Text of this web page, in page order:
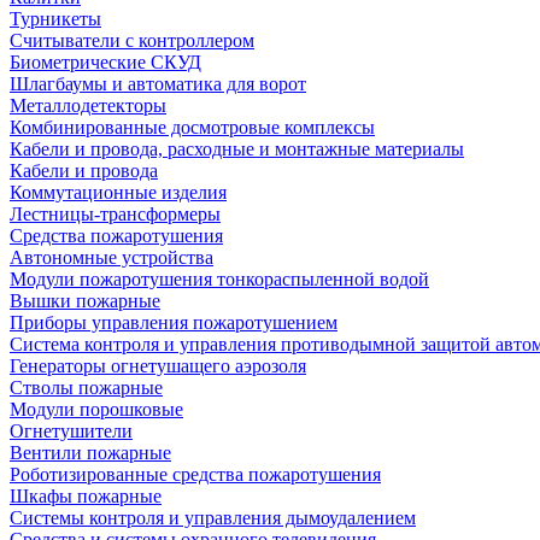
Турникеты
Считыватели с контроллером
Биометрические СКУД
Шлагбаумы и автоматика для ворот
Металлодетекторы
Комбинированные досмотровые комплексы
Кабели и провода, расходные и монтажные материалы
Кабели и провода
Коммутационные изделия
Лестницы-трансформеры
Средства пожаротушения
Автономные устройства
Модули пожаротушения тонкораспыленной водой
Вышки пожарные
Приборы управления пожаротушением
Система контроля и управления противодымной защитой
Генераторы огнетушащего аэрозоля
Стволы пожарные
Модули порошковые
Огнетушители
Вентили пожарные
Роботизированные средства пожаротушения
Шкафы пожарные
Системы контроля и управления дымоудалением